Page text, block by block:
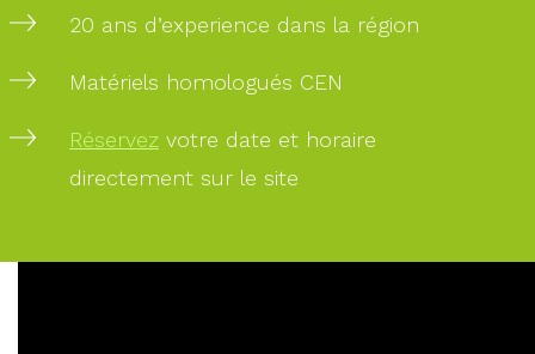
20 ans d’experience dans la région
Matériels homologués CEN
Réservez votre date et horaire
directement sur le site